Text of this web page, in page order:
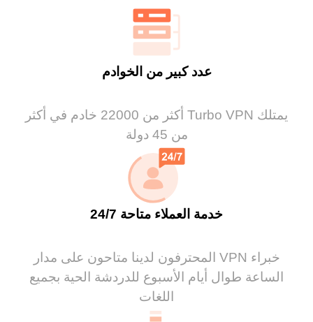
عدد كبير من الخوادم
يمتلك Turbo VPN أكثر من 22000 خادم في أكثر
من 45 دولة
خدمة العملاء متاحة 24/7
خبراء VPN المحترفون لدينا متاحون على مدار
الساعة طوال أيام الأسبوع للدردشة الحية بجميع
اللغات